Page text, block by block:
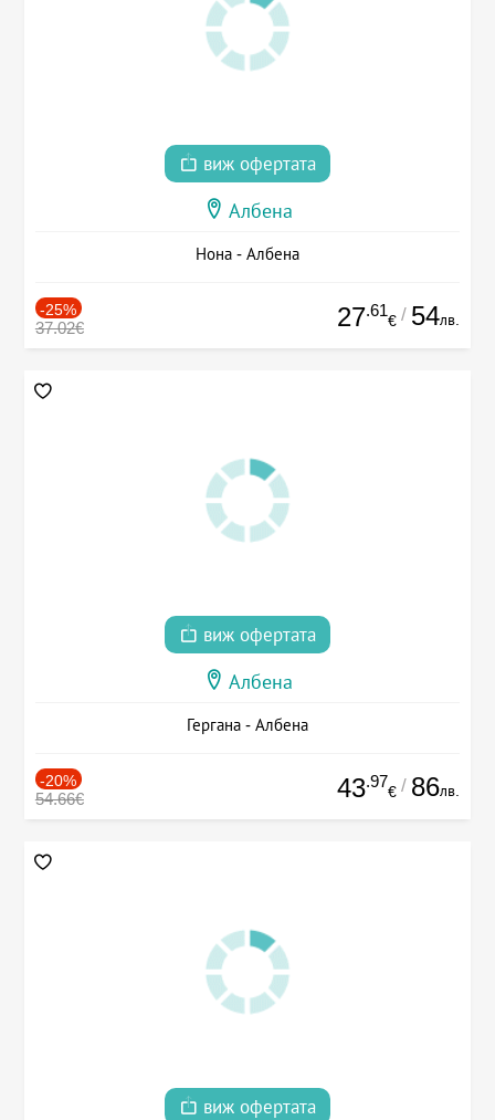
виж офертата
Албена
Нона - Албена
-25%
37.02€ 27.61
€ / 54лв.
виж офертата
Албена
Гергана - Албена
-20%
54.66€ 43.97
€ / 86лв.
виж офертата